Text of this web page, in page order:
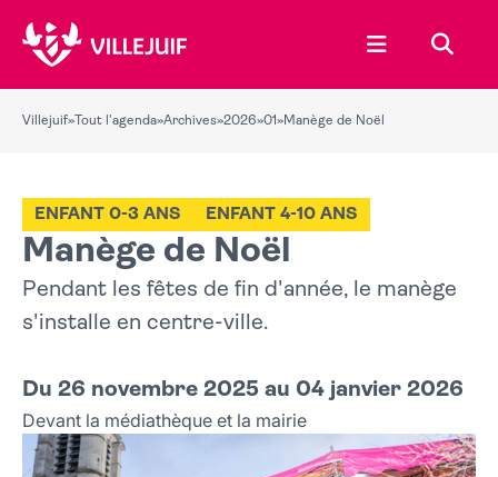
Ouvrir le
Villejuif» Tout l'agenda»Archives»2026»01»Manège de Noël
Manège de Noël
ENFANT 0-3 ANS ENFANT 4-10 ANS
Pendant les fêtes de fin d'année, le manège
s'installe en centre-ville.
Du 26 novembre 2025 au 04 janvier 2026
Devant la médiathèque et la mairie